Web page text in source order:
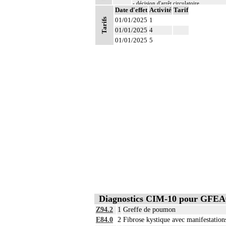
- décision d'arrêt circulatoire
- définition des protocoles de remplissage
- décision de cardioplégie
- décision d'assistance circulatoire.
6
Les actes sur le thorax, par
Tarifs
Date d'effet Activité Tarif
01/01/2025 1
01/01/2025 4
01/01/2025 5
Diagnostics CIM-10 pour
Z94.2 1 Greffe de poumon
E84.0
2 Fibrose kystique avec